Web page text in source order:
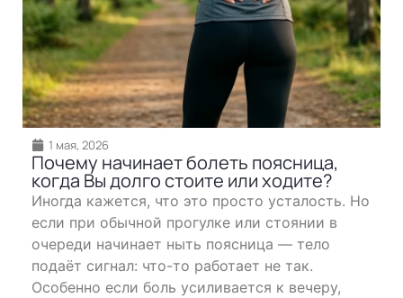
1 мая, 2026
Почему начинает болеть поясница,
когда Вы долго стоите или ходите?
Иногда кажется, что это просто усталость. Но
если при обычной прогулке или стоянии в
очереди начинает ныть поясница — тело
подаёт сигнал: что-то работает не так.
Особенно если боль усиливается к вечеру,